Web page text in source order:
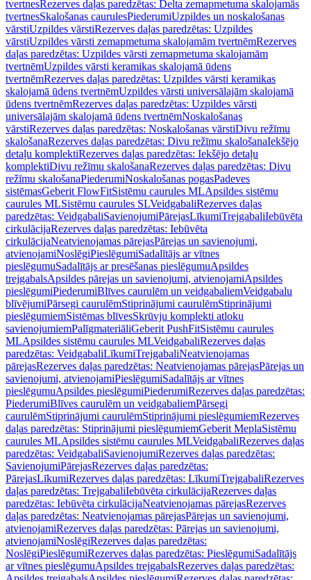
tvertnesRezerves daļas paredzētas: Delta zemapmetuma skalojamās
tvertnesSkalošanas caurulesPiederumiUzpildes un noskalošanas
vārstiUzpildes vārstiRezerves daļas paredzētas: Uzpildes
vārstiUzpildes vārsti zemapmetuma skalojamām tvertnēmRezerves
daļas paredzētas: Uzpildes vārsti zemapmetuma skalojamām
tvertnēmUzpildes vārsti keramikas skalojamā ūdens
tvertnēmRezerves daļas paredzētas: Uzpildes vārsti keramikas
skalojamā ūdens tvertnēmUzpildes vārsti universālajām skalojamā
ūdens tvertnēmRezerves daļas paredzētas: Uzpildes vārsti
universālajām skalojamā ūdens tvertnēmNoskalošanas
vārstiRezerves daļas paredzētas: Noskalošanas vārstiDivu režīmu
skalošanaRezerves daļas paredzētas: Divu režīmu skalošanaIekšējo
detaļu komplektiRezerves daļas paredzētas: Iekšējo detaļu
komplektiDivu režīmu skalošanaRezerves daļas paredzētas: Divu
režīmu skalošanaPiederumiNoskalošanas pogasPadeves
sistēmasGeberit FlowFitSistēmu caurules MLApsildes sistēmu
caurules MLSistēmu caurules SLVeidgabaliRezerves daļas
paredzētas: VeidgabaliSavienojumiPārejasLīkumiTrejgabaliIebūvēta
cirkulācijaRezerves daļas paredzētas: Iebūvēta
cirkulācijaNeatvienojamas pārejasPārejas un savienojumi,
atvienojamiNoslēgiPieslēgumiSadalītājs ar vītnes
pieslēgumuSadalītājs ar presēšanas pieslēgumuApsildes
trejgabalsApsildes pārejas un savienojumi, atvienojamiApsildes
pieslēgumiPiederumiBlīves caurulēm un veidgabaliemVeidgabalu
blīvējumiPārsegi caurulēmStiprinājumi caurulēmStiprinājumi
pieslēgumiemSistēmas blīvesSkrūvju komplekti atloku
savienojumiemPalīgmateriāliGeberit PushFitSistēmu caurules
MLApsildes sistēmu caurules MLVeidgabaliRezerves daļas
paredzētas: VeidgabaliLīkumiTrejgabaliNeatvienojamas
pārejasRezerves daļas paredzētas: Neatvienojamas pārejasPārejas un
savienojumi, atvienojamiPieslēgumiSadalītājs ar vītnes
pieslēgumuApsildes pieslēgumiPiederumiRezerves daļas paredzētas:
PiederumiBlīves caurulēm un veidgabaliemPārsegi
caurulēmStiprinājumi caurulēmStiprinājumi pieslēgumiemRezerves
daļas paredzētas: Stiprinājumi pieslēgumiemGeberit MeplaSistēmu
caurules MLApsildes sistēmu caurules MLVeidgabaliRezerves daļas
paredzētas: VeidgabaliSavienojumiRezerves daļas paredzētas:
SavienojumiPārejasRezerves daļas paredzētas:
PārejasLīkumiRezerves daļas paredzētas: LīkumiTrejgabaliRezerves
daļas paredzētas: TrejgabaliIebūvēta cirkulācijaRezerves daļas
paredzētas: Iebūvēta cirkulācijaNeatvienojamas pārejasRezerves
daļas paredzētas: Neatvienojamas pārejasPārejas un savienojumi,
atvienojamiRezerves daļas paredzētas: Pārejas un savienojumi,
atvienojamiNoslēgiRezerves daļas paredzētas:
NoslēgiPieslēgumiRezerves daļas paredzētas: PieslēgumiSadalītājs
ar vītnes pieslēgumuApsildes trejgabalsRezerves daļas paredzētas: